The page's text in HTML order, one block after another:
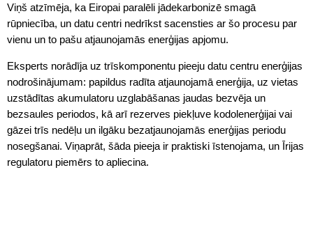
Viņš atzīmēja, ka Eiropai paralēli jādekarbonizē smagā
rūpniecība, un datu centri nedrīkst sacensties ar šo procesu par
vienu un to pašu atjaunojamās enerģijas apjomu.
Eksperts norādīja uz trīskomponentu pieeju datu centru enerģijas
nodrošinājumam: papildus radīta atjaunojamā enerģija, uz vietas
uzstādītas akumulatoru uzglabāšanas jaudas bezvēja un
bezsaules periodos, kā arī rezerves piekļuve kodolenerģijai vai
gāzei trīs nedēļu un ilgāku bezatjaunojamās enerģijas periodu
nosegšanai. Viņaprāt, šāda pieeja ir praktiski īstenojama, un Īrijas
regulatoru piemērs to apliecina.